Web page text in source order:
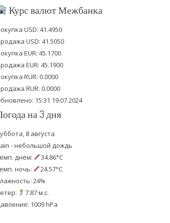
i
t
e
r
c
b
o
o
k
u
u
b
e
Курс валют Межбанка
USD: 41.4950
USD: 41.5050
EUR: 45.1700
EUR: 45.1900
RUR: 0.0000
RUR: 0.0000
15:31 19.07.2024
на 3 дня
8 августа
- небольшой дождь
днём:
34.86°C
ночь:
24.57°C
24%
7.87 м.с.
1009 hPa